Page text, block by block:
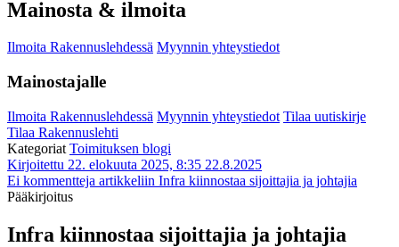
Mainosta & ilmoita
Ilmoita Rakennuslehdessä Myynnin yhteystiedot
Mainostajalle
Ilmoita Rakennuslehdessä Myynnin yhteystiedot Tilaa uutiskirje
Tilaa Rakennuslehti
Kategoriat Toimituksen blogi
Kirjoitettu 22. elokuuta 2025, 8:35 22.8.2025
Ei kommentteja artikkeliin Infra kiinnostaa sijoittajia ja johtajia
Pääkirjoitus
Infra kiinnostaa sijoittajia ja johtajia